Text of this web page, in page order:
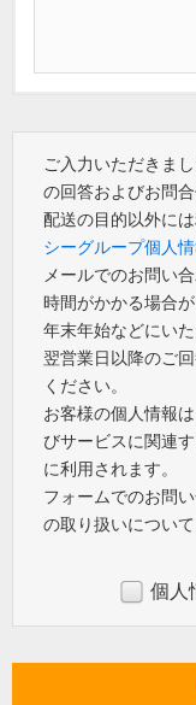
ご入力いただきま
の回答およびお問
配送の目的以外に
シーグループ個人
メールでのお問い
時間がかかる場合
年末年始などにい
翌営業日以降のご
ください。
お客様の個人情報
びサービスに関連
に利用されます。
フォームでのお問
の取り扱いについ
個人